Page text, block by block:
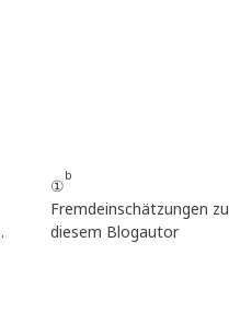
①
b
Fremdeinschätzungen zu
diesem Blogautor